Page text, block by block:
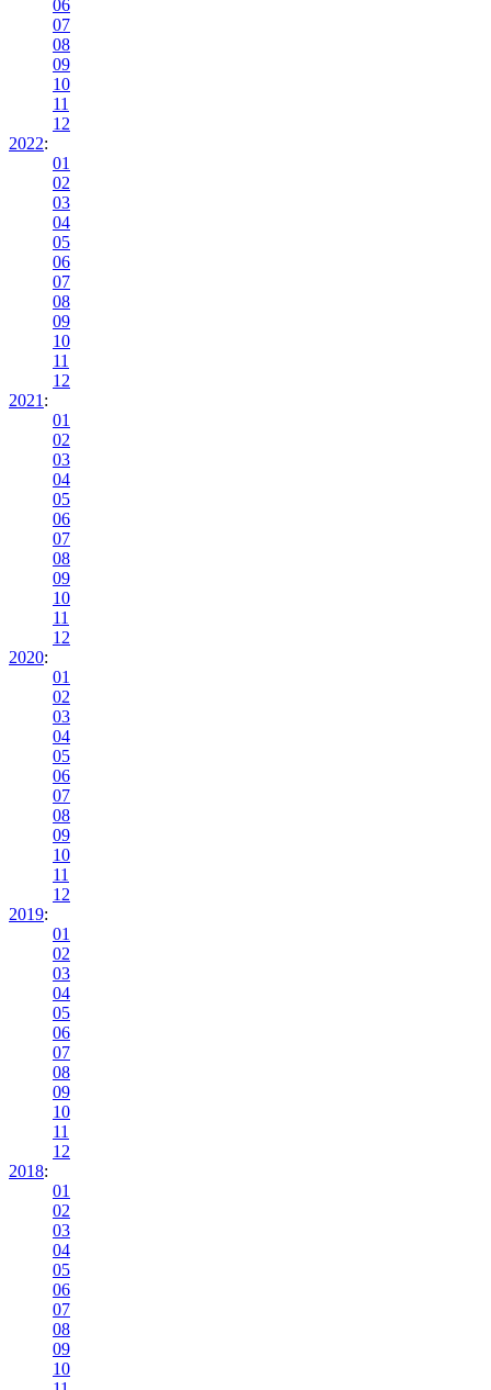
06
07
08
09
10
11
12
2022:
01
02
03
04
05
06
07
08
09
10
11
12
2021 :
01
02
03
04
05
06
07
08
09
10
11
12
2020:
01
02
03
04
05
06
07
08
09
10
11
12
2019:
01
02
03
04
05
06
07
08
09
10
11
12
2018:
01
02
03
04
05
06
07
08
09
10